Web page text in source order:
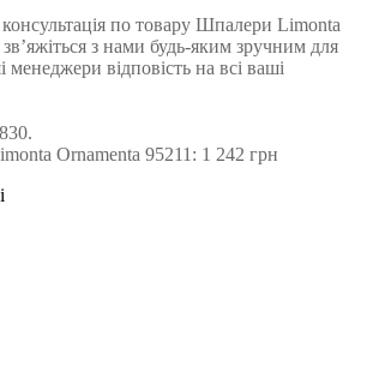
по товару Шпалери Limonta
з нами будь-яким зручним для
менеджери відповість на всі ваші
Ornamenta 95211: 1 242 грн